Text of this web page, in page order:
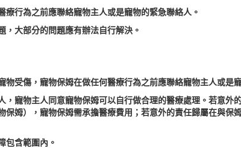
行為之前應聯絡寵物主人或是寵物的緊急聯絡人。
，大部分的問題應有辦法自行解決。
物受傷，寵物保姆在做任何醫療行為之前應聯絡寵物主人或是
，寵物主人同意寵物保姆可以自行做合理的醫療處理。若意外
保姆），寵物保姆需承擔醫療費用；若意外的責任歸屬在與保
包含範圍內。